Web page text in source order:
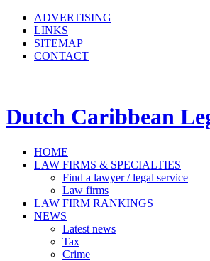
ADVERTISING
LINKS
SITEMAP
CONTACT
Dutch Caribbean
HOME
LAW FIRMS & SPECIALTIES
Find a lawyer / legal service
Law firms
LAW FIRM RANKINGS
NEWS
Latest news
Tax
Crime